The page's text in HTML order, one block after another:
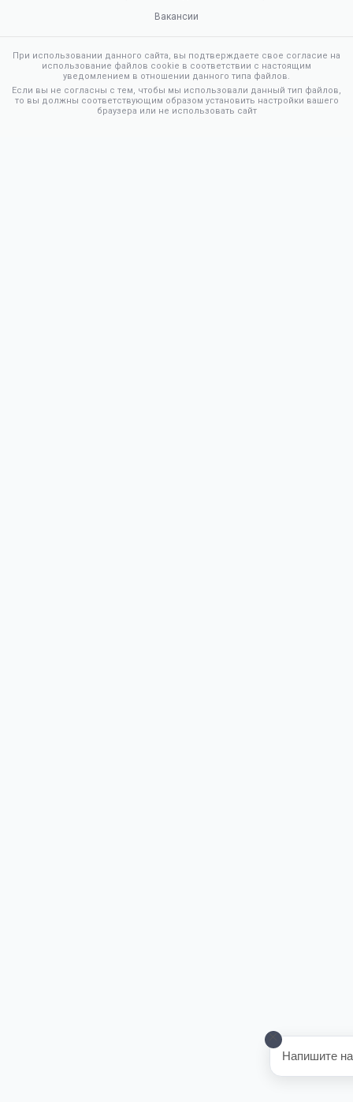
Вакансии
При использовании данного сайта, вы подтверждаете свое согласие на
использование файлов cookie в соответствии с настоящим
уведомлением в отношении данного типа файлов.
Если вы не согласны с тем, чтобы мы использовали данный тип файлов,
то вы должны соответствующим образом установить настройки вашего
браузера или не использовать сайт
Напишите